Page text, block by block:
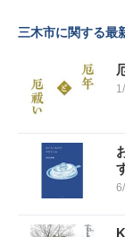
三木市に関する最